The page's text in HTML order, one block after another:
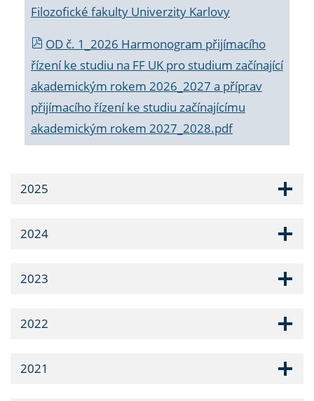
Filozofické fakulty Univerzity Karlovy
OD č. 1_2026 Harmonogram přijímacího
řízení ke studiu na FF UK pro studium začínající
akademickým rokem 2026_2027 a příprav
přijímacího řízení ke studiu začínajícímu
akademickým rokem 2027_2028.pdf
2025
2024
2023
2022
2021